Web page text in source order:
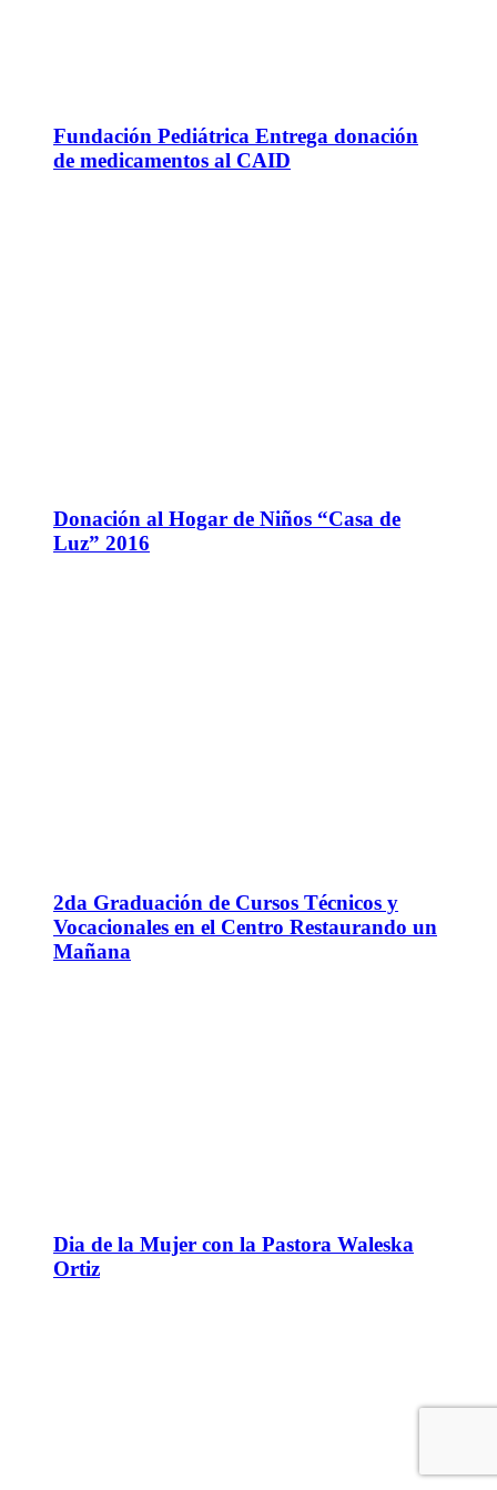
Fundación Pediátrica Entrega donación
de medicamentos al CAID
Donación al Hogar de Niños “Casa de
Luz” 2016
2da Graduación de Cursos Técnicos y
Vocacionales en el Centro Restaurando un
Mañana
Dia de la Mujer con la Pastora Waleska
Ortiz